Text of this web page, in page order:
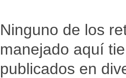
Ninguno de los
manejado aquí
publicados en